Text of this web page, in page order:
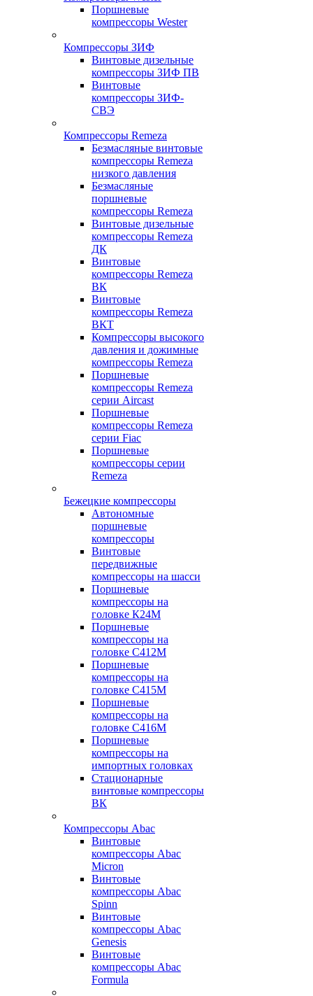
Поршневые
компрессоры Wester
Компрессоры ЗИФ
Винтовые дизельные
компрессоры ЗИФ ПВ
Винтовые
компрессоры ЗИФ-
СВЭ
Компрессоры Remeza
Безмасляные винтовые
компрессоры Remeza
низкого давления
Безмасляные
поршневые
компрессоры Remeza
Винтовые дизельные
компрессоры Remeza
ДК
Винтовые
компрессоры Remeza
ВК
Винтовые
компрессоры Remeza
ВКТ
Компрессоры высокого
давления и дожимные
компрессоры Remeza
Поршневые
компрессоры Remeza
серии Aircast
Поршневые
компрессоры Remeza
серии Fiac
Поршневые
компрессоры серии
Remeza
Бежецкие компрессоры
Автономные
поршневые
компрессоры
Винтовые
передвижные
компрессоры на шасси
Поршневые
компрессоры на
головке К24М
Поршневые
компрессоры на
головке С412М
Поршневые
компрессоры на
головке С415М
Поршневые
компрессоры на
головке С416М
Поршневые
компрессоры на
импортных головках
Стационарные
винтовые компрессоры
ВК
Компрессоры Abac
Винтовые
компрессоры Abac
Micron
Винтовые
компрессоры Abac
Spinn
Винтовые
компрессоры Abac
Genesis
Винтовые
компрессоры Abac
Formula